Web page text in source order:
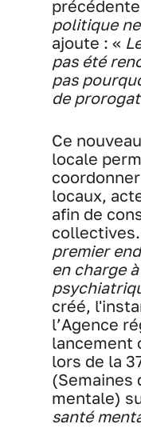
politique
ajoute : «
pas été
pas
de
Ce
locale
locaux,
afin de
collectives.
premier
en charge
créé,
l’Agence
lancement
lors de la
(Semaines
mentale)
santé